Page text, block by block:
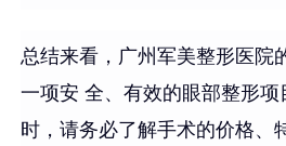
总结来看，广州军美整形医院
一项安 全、有效的眼部整形
时，请务必了解手术的价格、